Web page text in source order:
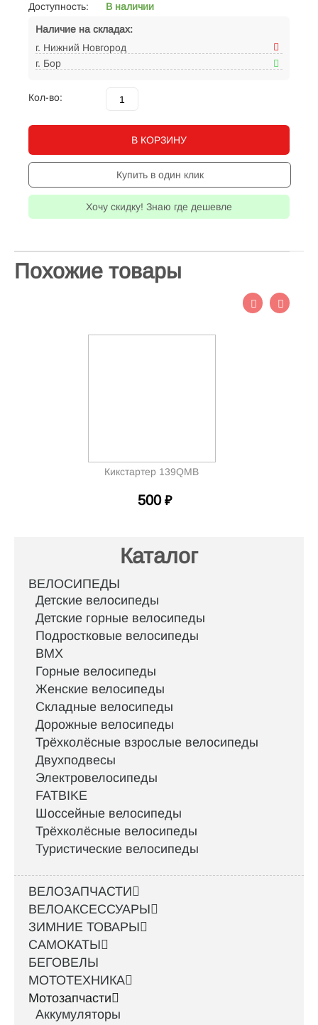
Доступность:
В наличии
Наличие на складах:
г. Нижний Новгород
г. Бор
Кол-во:
В КОРЗИНУ
Купить в один клик
Хочу скидку! Знаю где дешевле
Похожие товары
Кикстартер 139QMB
500 ₽
Каталог
ВЕЛОСИПЕДЫ
Детские велосипеды
Детские горные велосипеды
Подростковые велосипеды
BMX
Горные велосипеды
Женские велосипеды
Складные велосипеды
Дорожные велосипеды
Трёхколёсные взрослые велосипеды
Двухподвесы
Электровелосипеды
FATBIKE
Шоссейные велосипеды
Трёхколёсные велосипеды
Туристические велосипеды
ВЕЛОЗАПЧАСТИ
ВЕЛОАКСЕССУАРЫ
ЗИМНИЕ ТОВАРЫ
САМОКАТЫ
БЕГОВЕЛЫ
МОТОТЕХНИКА
Мотозапчасти
Аккумуляторы